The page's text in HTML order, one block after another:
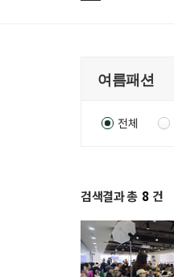
전체
검색결과 총 8 건